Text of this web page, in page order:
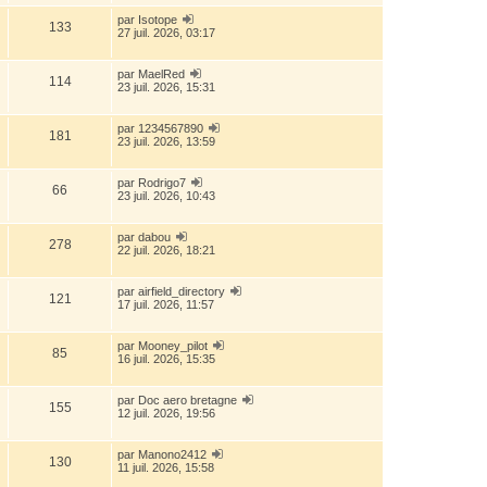
133 par Isotope
27 juil. 2026, 03:17
114 par MaelRed
23 juil. 2026, 15:31
181 par 1234567890
23 juil. 2026, 13:59
66 par Rodrigo7
23 juil. 2026, 10:43
278 par dabou
22 juil. 2026, 18:21
121 par airfield_directory
17 juil. 2026, 11:57
85 par Mooney_pilot
16 juil. 2026, 15:35
155 par Doc aero bretagne
12 juil. 2026, 19:56
130 par Manono2412
11 juil. 2026, 15:58